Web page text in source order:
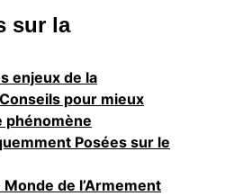
sur la
enjeux de la
pour mieux
phénomène
Posées sur le
de l’Armement